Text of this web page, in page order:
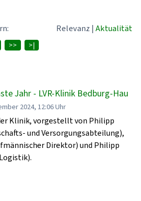
Relevanz | Aktualität
>> >|
Jahr - LVR-Klinik Bedburg-Hau
2024, 12:06 Uhr
Klinik, vorgestellt von Philipp
und Versorgungsabteilung),
Direktor) und Philipp